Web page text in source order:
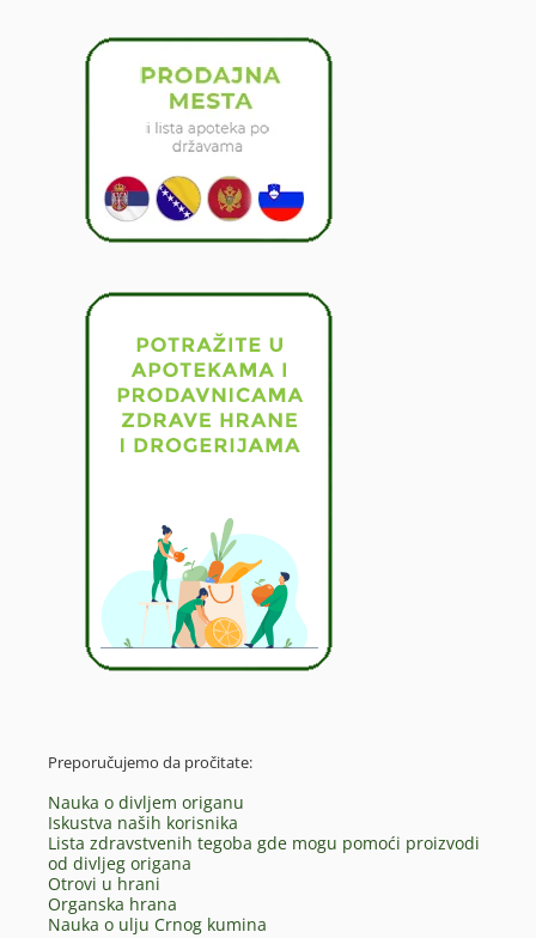
Preporučujemo da pročitate:
Nauka o divljem origanu
Iskustva naših korisnika
Lista zdravstvenih tegoba gde mogu pomoći proizvodi
od divljeg origana
Otrovi u hrani
Organska hrana
Nauka o ulju Crnog kumina